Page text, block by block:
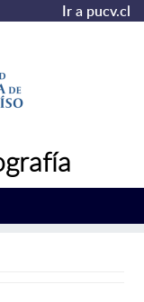
Ir a pucv.cl